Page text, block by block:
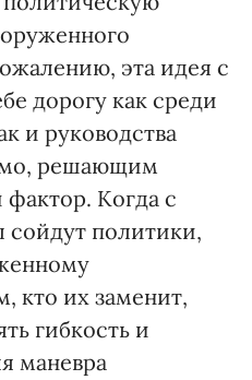
эта идея с
дорогу как среди
и руководства
решающим
Когда с
сойдут политики,
кто их заменит,
гибкость и
маневра